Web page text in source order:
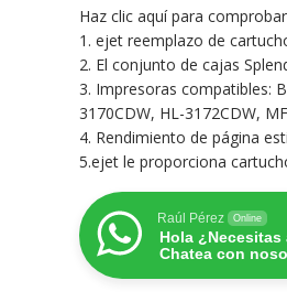
Haz clic aquí para
1. ejet reemplazo de
2. El conjunto de cajas
3. Impresoras compatibles:
3170CDW, HL-3172CDW,
4. Rendimiento de página
5.ejet le proporciona
Raúl Pérez Online
Hola ¿Necesitas
Chatea con